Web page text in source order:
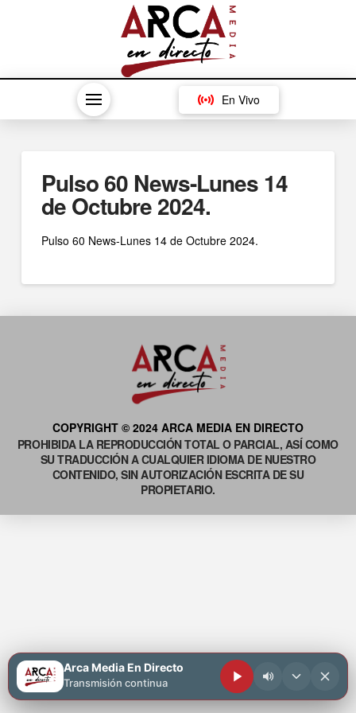
En Vivo
Pulso 60 News-Lunes 14
de Octubre 2024.
Pulso 60 News-Lunes 14 de Octubre 2024.
COPYRIGHT © 2024 ARCA MEDIA EN DIRECTO
PROHIBIDA LA REPRODUCCIÓN TOTAL O PARCIAL, ASÍ COMO
SU TRADUCCIÓN A CUALQUIER IDIOMA DE NUESTRO
CONTENIDO, SIN AUTORIZACIÓN ESCRITA DE SU
PROPIETARIO.
Arca Media En Directo
Transmisión continua